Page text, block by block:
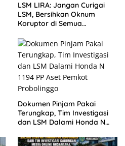
LSM LIRA: Jangan Curigai
LSM, Bersihkan Oknum
Koruptor di Semua
Dokumen Pinjam Pakai
Terungkap, Tim Investigasi
dan LSM Dalami Honda N
Probolinggo